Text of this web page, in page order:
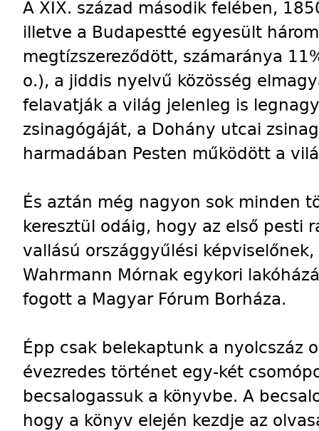
A XIX. század második felében,
illetve a Budapestté egyesült
megtízszereződött, számaránya
o.), a jiddis nyelvű közösség
felavatják a világ jelenleg is
zsinagógáját, a Dohány utcai
harmadában Pesten működött a
És aztán még nagyon sok minden
keresztül odáig, hogy az első pesti
vallású országgyűlési
Wahrmann Mórnak egykori
fogott a Magyar Fórum Borháza.
Épp csak belekaptunk a nyolcszáz
évezredes történet egy-két
becsalogassuk a könyvbe. A
hogy a könyv elején kezdje az